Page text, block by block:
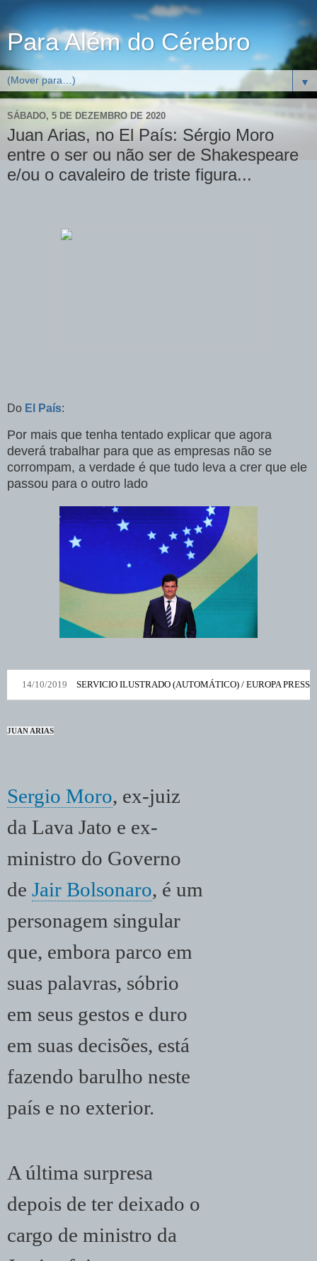
Para Além do Cérebro
▼
SÁBADO, 5 DE DEZEMBRO DE 2020
Juan Arias, no El País: Sérgio Moro
entre o ser ou não ser de Shakespeare
e/ou o cavaleiro de triste figura...
Do El País:
Por mais que tenha tentado explicar que agora
deverá trabalhar para que as empresas não se
corrompam, a verdade é que tudo leva a crer que ele
passou para o outro lado
14/10/2019 SERVICIO ILUSTRADO (AUTOMÁTICO) / EUROPA PRESS
JUAN ARIAS
Sergio Moro, ex-juiz
da Lava Jato e ex-
ministro do Governo
de Jair Bolsonaro, é um
personagem singular
que, embora parco em
suas palavras, sóbrio
em seus gestos e duro
em suas decisões, está
fazendo barulho neste
país e no exterior.
A última surpresa
depois de ter deixado o
cargo de ministro da